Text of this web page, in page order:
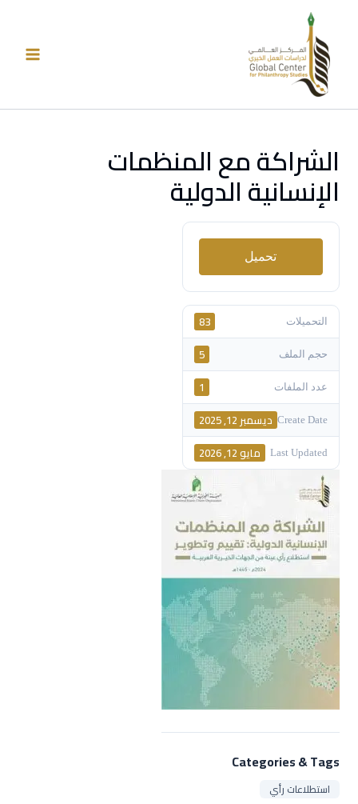
المحتوى
الشراكة مع المنظمات
الإنسانية الدولية
تحميل
التحميلات 83
حجم الملف 5
عدد الملفات 1
Create Date ديسمبر 12, 2025
Last Updated مايو 12, 2026
Categories & Tags
استطلاعات رأي